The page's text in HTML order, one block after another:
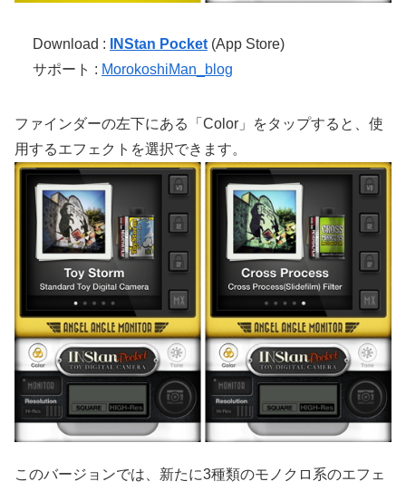
Download : INStan Pocket (App Store)
サポート : MorokoshiMan_blog
ファインダーの左下にある「Color」をタップすると、使
用するエフェクトを選択できます。
このバージョンでは、新たに3種類のモノクロ系のエフェ